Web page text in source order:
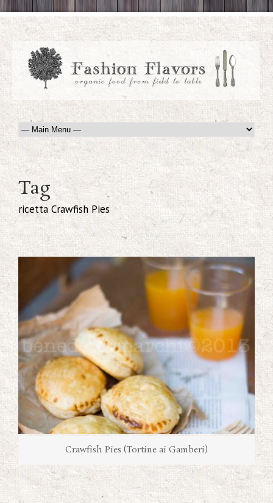
Tag
ricetta Crawfish Pies
Crawfish Pies (Tortine ai Gamberi)